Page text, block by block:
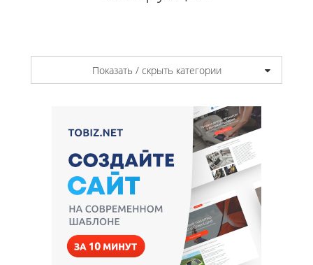
Показать / скрыть категории